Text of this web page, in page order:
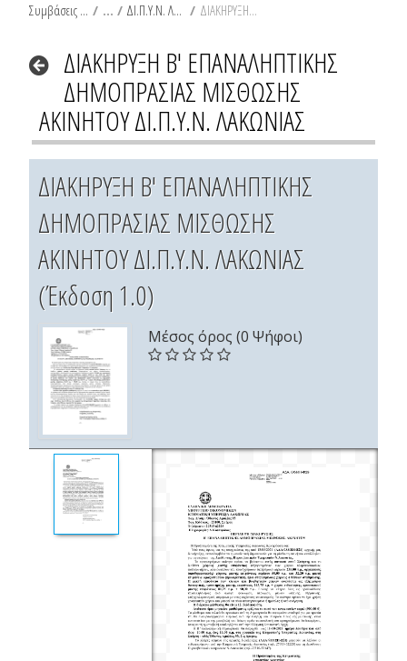
Συμβάσεις Διαβουλεύσεις Διαγωνισμοί / ΔΙ.Π.Υ.Ν. ΛΑΚΩΝΙΑΣ / ΔΙΑΚΗΡΥΞΗ Β' ΕΠΑΝΑΛΗΠΤΙΚΗΣ ΔΗΜΟΠΡΑΣΙΑΣ ΜΙΣΘΩΣΗΣ ΑΚΙΝΗΤΟΥ ΔΙ.Π.Υ.Ν. ΛΑΚΩΝΙΑΣ
ΔΙΑΚΗΡΥΞΗ Β' ΕΠΑΝΑΛΗΠΤΙΚΗΣ
ΔΗΜΟΠΡΑΣΙΑΣ ΜΙΣΘΩΣΗΣ
ΑΚΙΝΗΤΟΥ ΔΙ.Π.Υ.Ν. ΛΑΚΩΝΙΑΣ
ΔΙΑΚΗΡΥΞΗ Β' ΕΠΑΝΑΛΗΠΤΙΚΗΣ
ΔΗΜΟΠΡΑΣΙΑΣ ΜΙΣΘΩΣΗΣ
ΑΚΙΝΗΤΟΥ ΔΙ.Π.Υ.Ν. ΛΑΚΩΝΙΑΣ
(Έκδοση 1.0)
Μέσος όρος (0 Ψήφοι)